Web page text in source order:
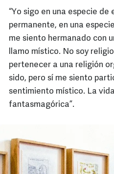
“Yo sigo en una especie de
permanente, en una
me siento hermanado con
llamo místico. No soy
pertenecer a una religión
sido, pero sí me siento
sentimiento místico. La
fantasmagórica”.